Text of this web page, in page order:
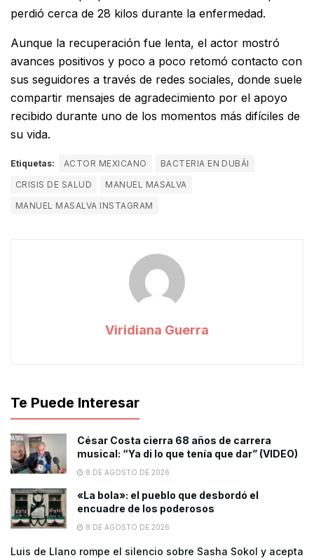
perdió cerca de 28 kilos durante la enfermedad.
Aunque la recuperación fue lenta, el actor mostró
avances positivos y poco a poco retomó contacto con
sus seguidores a través de redes sociales, donde suele
compartir mensajes de agradecimiento por el apoyo
recibido durante uno de los momentos más difíciles de
su vida.
Etiquetas: ACTOR MEXICANO
BACTERIA EN DUBÁI
CRISIS DE SALUD
MANUEL MASALVA
MANUEL MASALVA INSTAGRAM
Viridiana Guerra
Te Puede Interesar
César Costa cierra 68 años de carrera
musical: “Ya di lo que tenía que dar” (VIDEO)
8 DE AGOSTO DE 2026
«La bola»: el pueblo que desbordó el
encuadre de los poderosos
8 DE AGOSTO DE 2026
Luis de Llano rompe el silencio sobre Sasha Sokol y acepta